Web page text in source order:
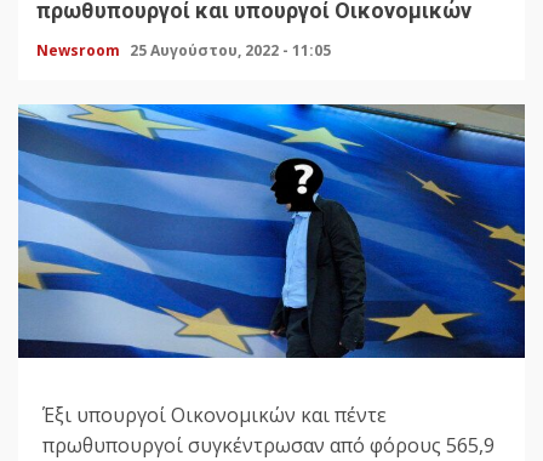
πρωθυπουργοί και υπουργοί Οικονομικών
Newsroom 25 Αυγούστου, 2022 - 11:05
Έξι υπουργοί Οικονομικών και πέντε
πρωθυπουργοί συγκέντρωσαν από φόρους 565,9